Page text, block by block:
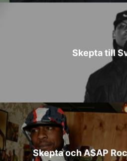
Skepta till
Skepta och A$AP